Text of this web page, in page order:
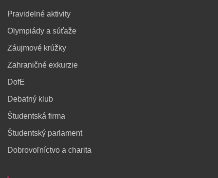
Pravidelné aktivity
Olympiády a súťaže
Záujmové krúžky
Zahraničné exkurzie
DofE
Debatný klub
Študentská firma
Študentský parlament
Dobrovoľníctvo a charita